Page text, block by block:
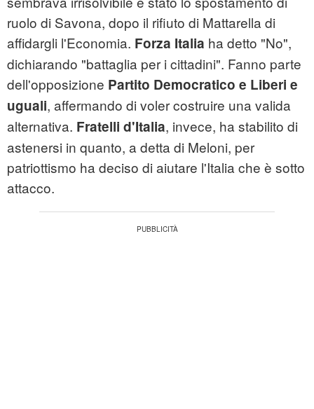
ruolo di Savona, dopo il rifiuto di Mattarella di
affidargli l'Economia. Forza Italia ha detto "No",
dichiarando "battaglia per i cittadini". Fanno parte
dell'opposizione Partito Democratico e Liberi e
uguali, affermando di voler costruire una valida
alternativa. Fratelli d'Italia, invece, ha stabilito di
astenersi in quanto, a detta di Meloni, per
patriottismo ha deciso di aiutare l'Italia che è sotto
attacco.